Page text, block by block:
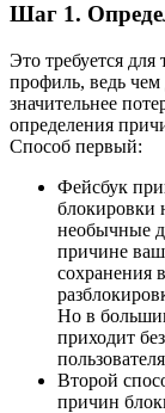
Шаг 1.
Это требуется для
профиль, ведь чем
значительнее
определения
Способ первый:
Фейсбук
блокировки
необычные
причине
сохранения
Но в
приходит
Второй
причин